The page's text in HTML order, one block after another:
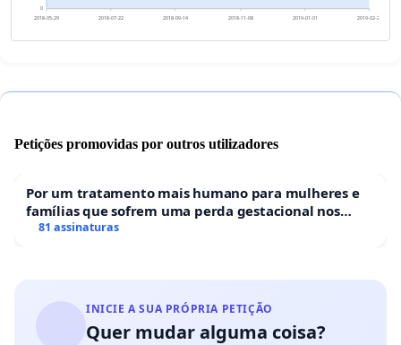
0
2018-05-29 2018-07-22 2018-09-14 2018-11-08 2019-01-01 2019-02-24
Petições promovidas por outros utilizadores
Por um tratamento mais humano para mulheres e
famílias que sofrem uma perda gestacional nos
hospitais portugueses
81 assinaturas
INICIE A SUA PRÓPRIA PETIÇÃO
Quer mudar alguma coisa?